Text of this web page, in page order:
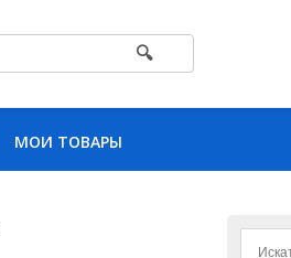
🔍
МОИ ТОВАРЫ